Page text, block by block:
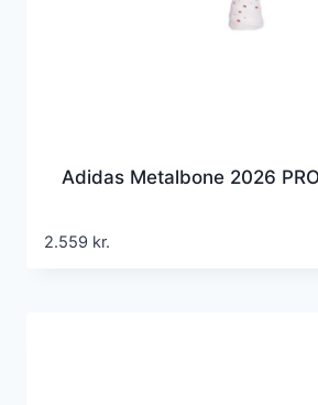
Adidas Metalbone 2026
2.559 kr.